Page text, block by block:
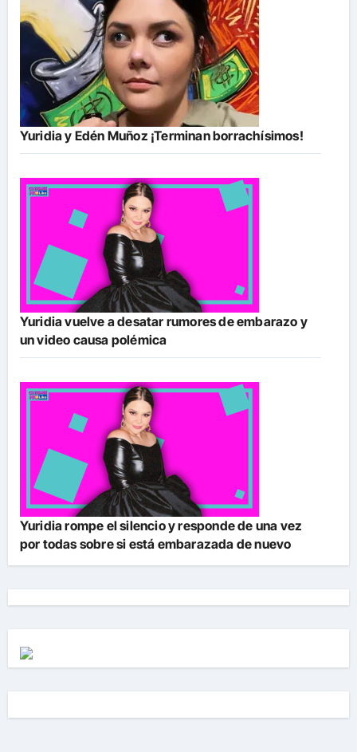
Yuridia y Edén Muñoz ¡Terminan borrachísimos!
Yuridia vuelve a desatar rumores de embarazo y
un video causa polémica
Yuridia rompe el silencio y responde de una vez
por todas sobre si está embarazada de nuevo